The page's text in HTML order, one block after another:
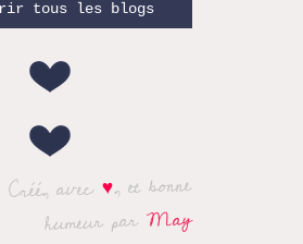
tous les blogs
Créé, avec♥, et bonne
humeur parMay